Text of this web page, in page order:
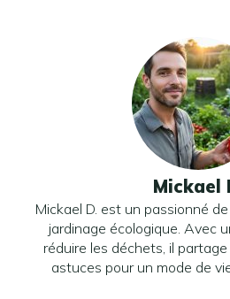
Mickael
Mickael D. est un passionné
jardinage écologique. Avec
réduire les déchets, il
astuces pour un mode de